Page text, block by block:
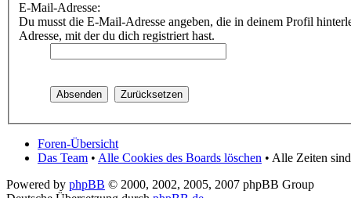
E-Mail-Adresse:
Du musst die E-Mail-Adresse angeben, die in deinem Profil
Adresse, mit der du dich registriert hast.
Foren-Übersicht
Das Team • Alle Cookies des Boards löschen • Alle Zeiten
Powered by phpBB © 2000, 2002, 2005, 2007 phpBB Group